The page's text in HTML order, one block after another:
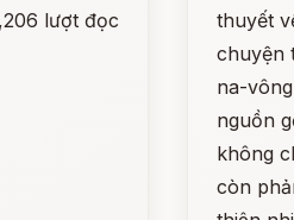
lượt đọc
thuyết
chuyện
na-
nguồn
không
còn